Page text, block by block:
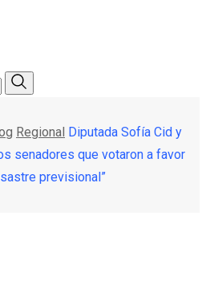
Regional Diputada Sofía Cid y
senadores que votaron a favor
previsional”